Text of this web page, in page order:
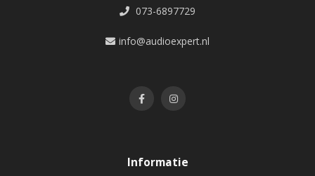
073-6897729
info@audioexpert.nl
Informatie